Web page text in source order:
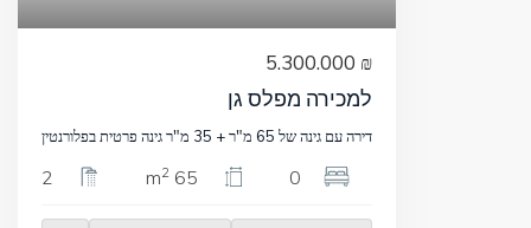
₪ 5.300.000
למכירה מפלס גן
דירה עם גינה של 65 מ"ר + 35 מ"ר גינה פרטית בפלורנטין
0
65 m
2
2